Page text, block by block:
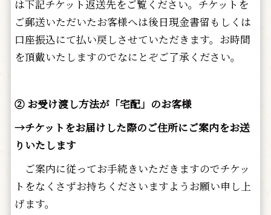
は下記チケット返送先をご覧ください。チケットを
ご郵送いただいたお客様へは後日現金書留もしくは
口座振込にて払い戻しさせていただきます。お時間
を頂戴いたしますのでなにとぞご了承ください。
② お受け渡し方法が「宅配」のお客様
→チケットをお届けした際のご住所にご案内をお送
りいたします
ご案内に従ってお手続きいただきますのでチケッ
トをなくさずお持ちくださいますようお願い申し上
げます。